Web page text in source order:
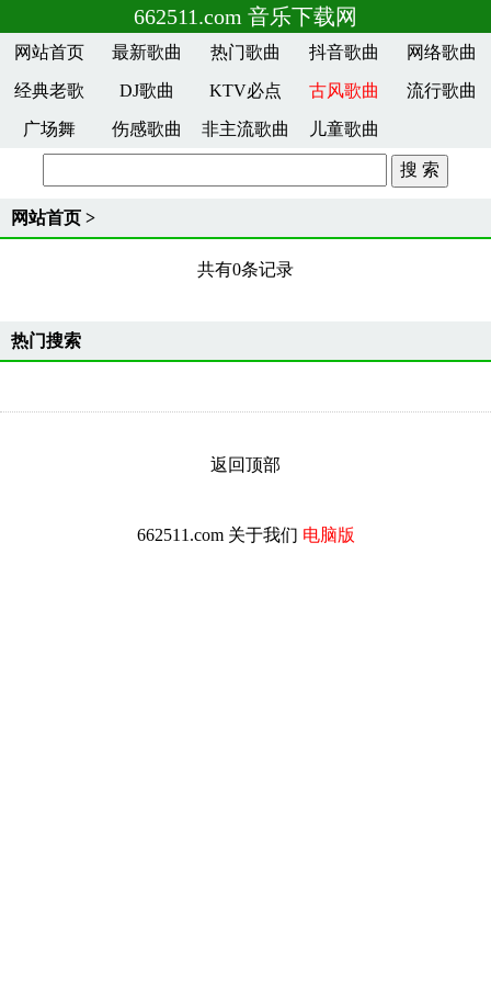
662511.com 音乐下载网
网站首页 最新歌曲 热门歌曲 抖音歌曲 网络歌曲
经典老歌 DJ歌曲 KTV必点 古风歌曲 流行歌曲
广场舞 伤感歌曲 非主流歌曲 儿童歌曲
网站首页 >
共有0条记录
热门搜索
返回顶部
662511.com 关于我们 电脑版